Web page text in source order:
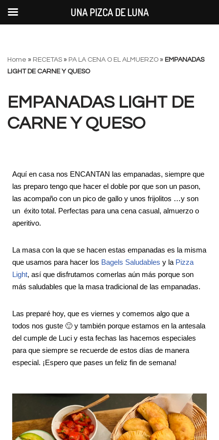
al
contenido
Home » RECETAS » PA LA CENA O EL ALMUERZO » EMPANADAS
LIGHT DE CARNE Y QUESO
EMPANADAS LIGHT DE
CARNE Y QUESO
Aquí en casa nos ENCANTAN las empanadas, siempre que
las preparo tengo que hacer el doble por que son un pason,
las acompaño con un pico de gallo y unos frijolitos …y son
un éxito total. Perfectas para una cena casual, almuerzo o
aperitivo.
La masa con la que se hacen estas empanadas es la misma
que usamos para hacer los Bagels Saludables y la Pizza
Light, así que disfrutamos comerlas aún más porque son
más saludables que la masa tradicional de las empanadas.
Las preparé hoy, que es viernes y comemos algo que a
todos nos guste 🙂 y también porque estamos en la antesala
del cumple de Luci y esta fechas las hacemos especiales
para que siempre se recuerde de estos días de manera
especial. ¡Espero que pases un feliz fin de semana!
UNA PIZCA DE LUNA